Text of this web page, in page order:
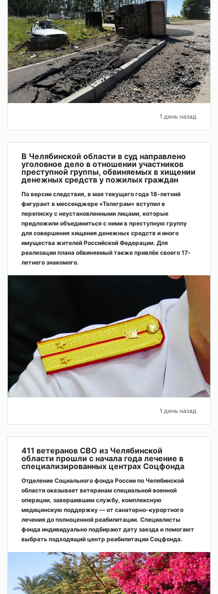
1 день назад
В Челябинской области в суд направлено
уголовное дело в отношении участников
преступной группы, обвиняемых в хищении
денежных средств у пожилых граждан
По версии следствия, в мае текущего года 18-летний
фигурант в мессенджере «Телеграм» вступил в
переписку с неустановленными лицами, которые
предложили объединиться с ними в преступную группу
для совершения хищения денежных средств и иного
имущества жителей Российской Федерации. Для
реализации плана обвиняемый также привлёк своего 17-
летнего знакомого.
1 день назад
411 ветеранов СВО из Челябинской
области прошли с начала года лечение в
специализированных центрах Соцфонда
Отделение Социального фонда России по Челябинской
области оказывает ветеранам специальной военной
операции, завершившим службу, комплексную
медицинскую поддержку — от санаторно-курортного
лечения до полноценной реабилитации. Специалисты
фонда индивидуально подбирают дату заезда и помогают
выбрать подходящий центр реабилитации Соцфонда.